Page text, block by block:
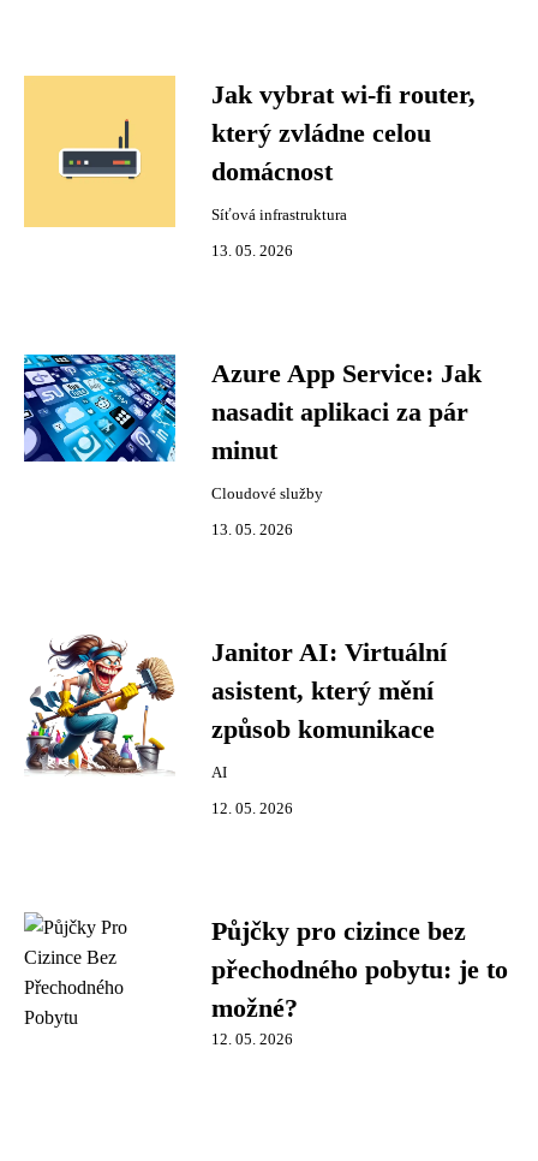
Jak vybrat wi-fi router,
který zvládne celou
domácnost
Síťová infrastruktura
13. 05. 2026
Azure App Service: Jak
nasadit aplikaci za pár
minut
Cloudové služby
13. 05. 2026
Janitor AI: Virtuální
asistent, který mění
způsob komunikace
AI
12. 05. 2026
Půjčky pro cizince bez
přechodného pobytu: je to
možné?
12. 05. 2026